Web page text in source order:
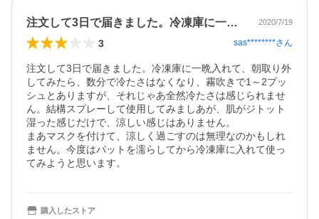
注文して3日で届きました。冷凍庫に一晩… 2020/7/19
3 sas********さん
注文して3日で届きました。冷凍庫に一晩入れて、朝取り外
してみたら、数分で冷たさはなくなり、霧吹きで1～2プッ
シュとありますが、それじゃあ全然冷たさは感じられませ
ん。結構スプレーして使用してみましあが、肌がジトット
湿った感じだけで、涼しい感じはありません。
まあマスクを付けて、涼しく過ごすのは無理なのかもしれ
ません。今度はパットを濡らしてから冷凍庫に入れて使っ
てみようと思います。
購入したストア